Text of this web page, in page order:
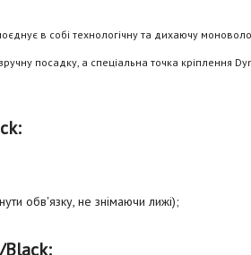
в собі технологічну та дихаючу
посадку, а спеціальна точка кріплення
обв'язку, не знімаючи лижі);
Black: